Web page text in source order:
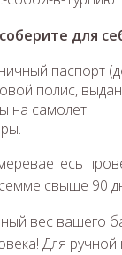
соберите для
паспорт
полис,
на самолет.
свыше 90
вес вашего
Для